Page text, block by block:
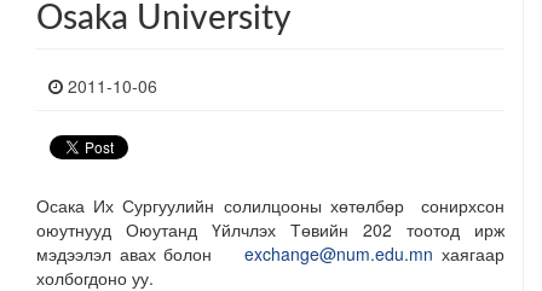
Osaka University
2011-10-06
Осака Их Сургуулийн солилцооны хөтөлбөр сонирхсон
оюутнууд Оюутанд Үйлчлэх Төвийн 202 тоотод ирж
мэдээлэл авах болонexchange@num.edu.mn хаягаар
холбогдоно уу.